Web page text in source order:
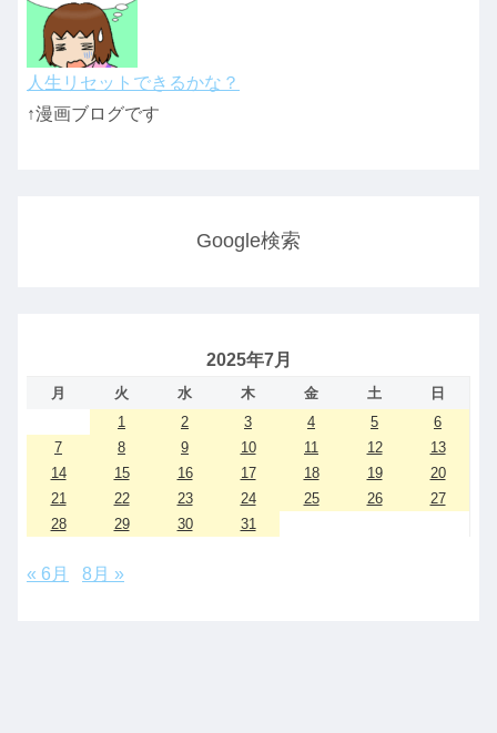
人生リセットできるかな？
↑漫画ブログです
Google検索
2025年7月
月 火 水 木 金 土
日
1
2 3 4 5
6
7
8 9 10 11 12
13
14
15 16 17 18 19
20
21
22 23 24 25 26
27
28
29 30 31
« 6月 8月 »